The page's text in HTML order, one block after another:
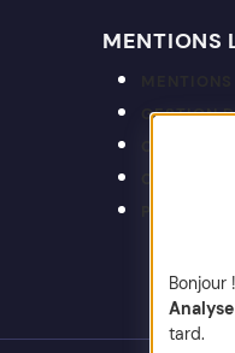
MENTIONS
GESTION
tard.